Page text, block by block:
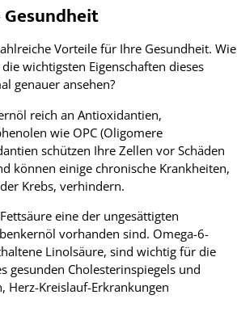
Vorteile für Ihre Gesundheit. Wie
wichtigsten Eigenschaften dieses
genauer ansehen?
reich an Antioxidantien,
wie OPC (Oligomere
schützen Ihre Zellen vor Schäden
können einige chronische Krankheiten,
Krebs, verhindern.
eine der ungesättigten
vorhanden sind. Omega-6-
Linolsäure, sind wichtig für die
gesunden Cholesterinspiegels und
Herz-Kreislauf-Erkrankungen